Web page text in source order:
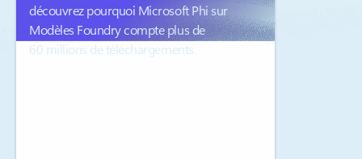
découvrez pourquoi Microsoft Phi sur
Modèles Foundry compte plus de
60 millions de téléchargements.